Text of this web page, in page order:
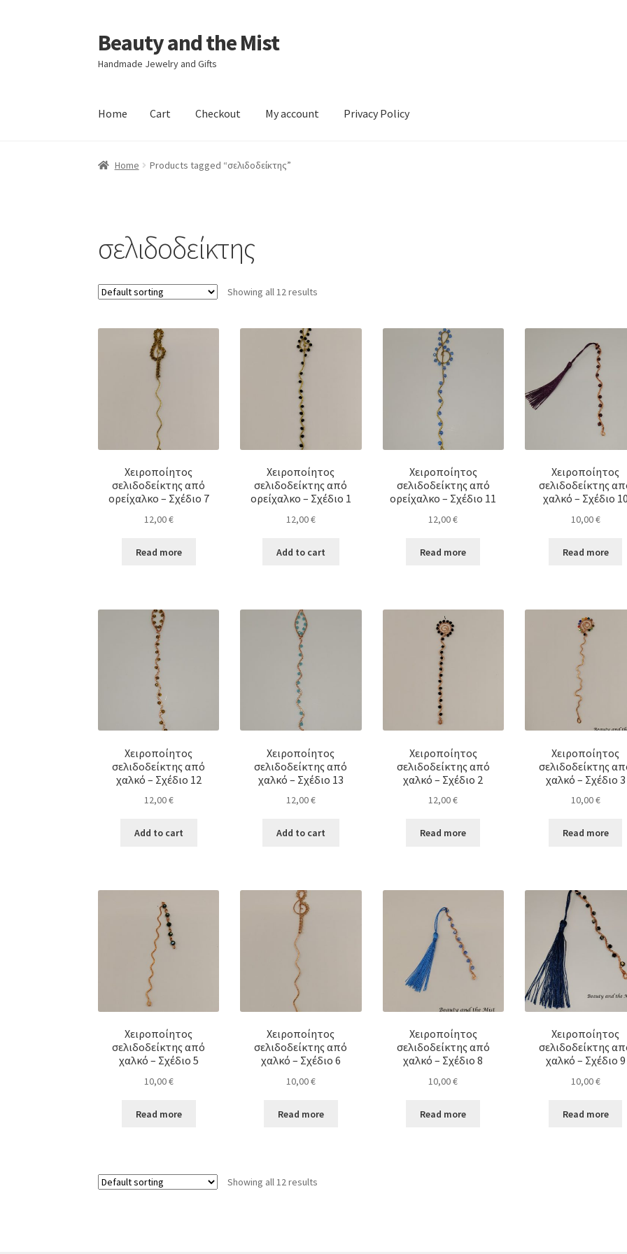
Skip
to
navigation
Skip
to
content
Beauty and the Mist
Handmade Jewelry and Gifts
Home Cart Checkout My account Privacy Policy
Home Checkout My account Privacy Policy
Home Products tagged “σελιδοδείκτης”
σελιδοδείκτης
Showing all 12 results
Χειροποίητος
σελιδοδείκτης από
ορείχαλκo – Σχέδιο 7
12,00€
Read more
Χειροποίητος
σελιδοδείκτης από
ορείχαλκο – Σχέδιο 1
12,00€
Add to cart
Χειροποίητος
σελιδοδείκτης από
ορείχαλκο – Σχέδιο 11
12,00€
Read more
Χειροποίητος
σελιδοδείκτης
χαλκό – Σχέδιο
10,00€
Read more
Χειροποίητος
σελιδοδείκτης από
χαλκό – Σχέδιο 12
12,00€
Add to cart
Χειροποίητος
σελιδοδείκτης από
χαλκό – Σχέδιο 13
12,00€
Add to cart
Χειροποίητος
σελιδοδείκτης από
χαλκό – Σχέδιο 2
12,00€
Read more
Χειροποίητος
σελιδοδείκτης
χαλκό – Σχέδιο 3
10,00€
Read more
Χειροποίητος
σελιδοδείκτης από
χαλκό – Σχέδιο 5
10,00€
Read more
Χειροποίητος
σελιδοδείκτης από
χαλκό – Σχέδιο 6
10,00€
Read more
Χειροποίητος
σελιδοδείκτης από
χαλκό – Σχέδιο 8
10,00€
Read more
Χειροποίητος
σελιδοδείκτης
χαλκό – Σχέδιο 9
10,00€
Read more
Showing all 12 results